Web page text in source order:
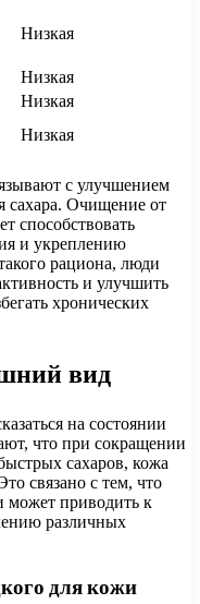
Низкая
Низкая
Низкая
Низкая
с улучшением
сахара. Очищение от
способствовать
и укреплению
рациона, люди
и улучшить
хронических
вид
на состоянии
что при сокращении
сахаров, кожа
связано с тем, что
может приводить к
различных
для кожи